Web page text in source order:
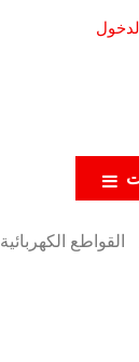
القواطع الكهربائية